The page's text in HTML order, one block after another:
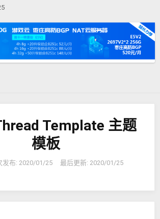
Template 主题
模板
发布: 2020/01/25 最后更新: 2020/01/25